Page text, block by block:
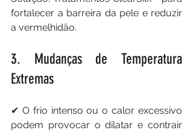
fortalecer a barreira da pele e reduzir
a vermelhidão.
3. Mudanças de Temperatura
Extremas
✔ O frio intenso ou o calor excessivo
podem provocar o dilatar e contrair